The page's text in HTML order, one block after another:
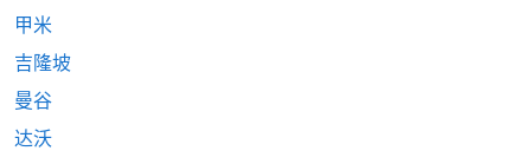
甲米
吉隆坡
曼谷
达沃